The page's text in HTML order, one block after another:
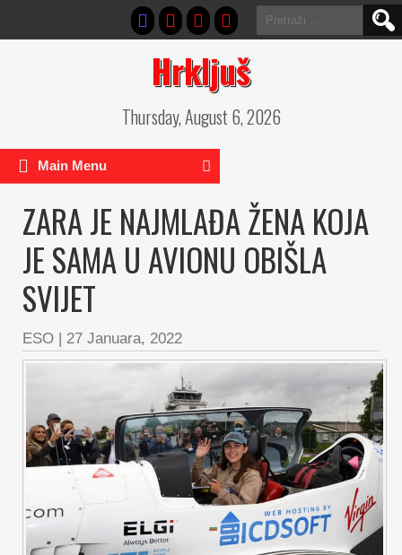
Pretraga:
Hrkljuš
Thursday, August 6, 2026
Main Menu
ZARA JE NAJMLAĐA ŽENA KOJA
JE SAMA U AVIONU OBIŠLA
SVIJET
ESO | 27 Januara, 2022